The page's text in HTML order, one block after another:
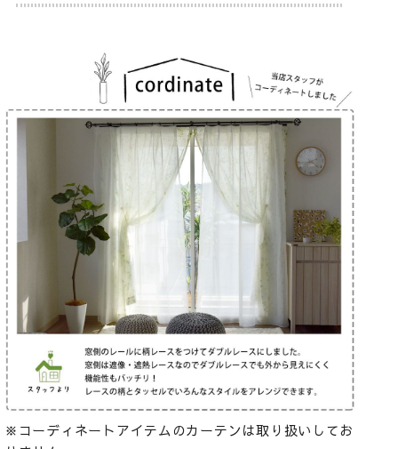
※コーディネートアイテムのカーテンは取り扱いしてお